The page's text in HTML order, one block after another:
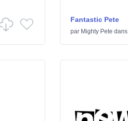
Fantastic Pete
par Mighty Pete dans